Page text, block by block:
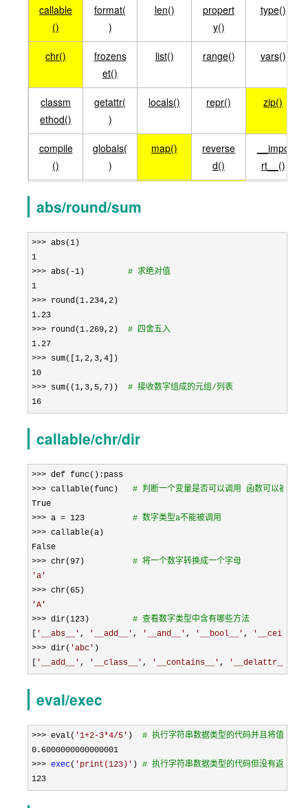
callable
()
format(
)
len()
propert
y()
type()
chr()
frozens
et()
list() range() vars()
classm
ethod()
getattr(
)
locals() repr() zip()
compile
()
globals(
)
map()
reverse
d()
__impo
rt__()
x()
)
delattr()
abs/round/sum
>>> abs(1
1
>>> abs(-1) # 求绝对值
1
>>> round(1.234,2
1.23
>>> round(1.269,2) # 四舍五入
1.27
>>> sum([1,2,3,4
10
>>> sum((1,3,5,7)) # 接收数字组成的元组/列表
16
callable/chr/dir
>>> def func():pass
>>> callable(func) # 判断一个变量是否可以调用 函数可以被调用
>>> a = 123 # 数字类型a不能被调用
>>> callable(a)
>>> chr(97) # 将一个数字转换成一个字母
'a '
>>> chr(65
'A '
>>> dir(123) # 查看数字类型中含有哪些方法
[ ' __abs__ ' , ' __add__ ' , ' __and__ ' , ' __bool__ ' , ' __ceil__
>>> dir( 'abc ' )
[ ' __add__ ' , ' __class__ ' , ' __contains__ ' , ' __delattr__
eval/exec
>>> eval( '1+2-3*4/5 ' ) # 执行字符串数据类型的代码并且将值返回
0.6000000000000001
>>> exec( ' print(123) ' ) # 执行字符串数据类型的代码但没有返回值
123